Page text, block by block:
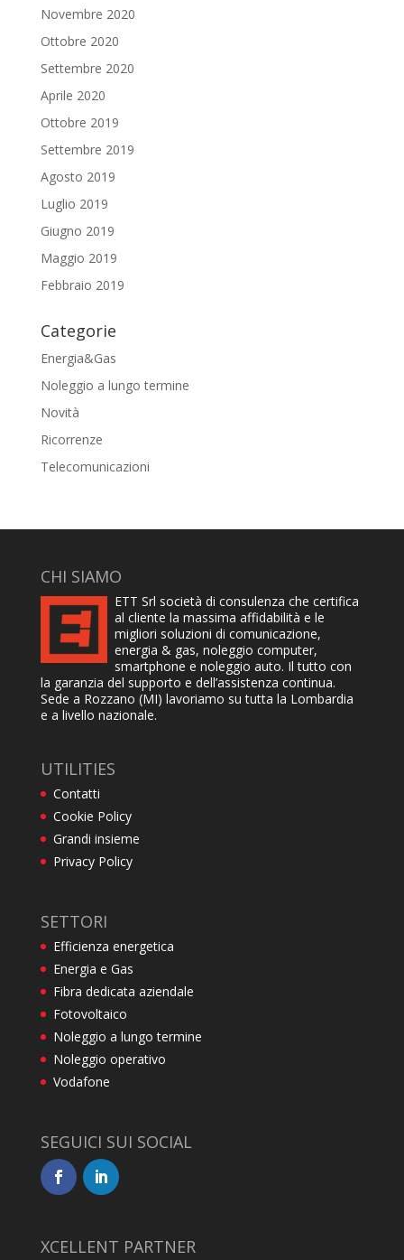
Novembre 2020
Ottobre 2020
Settembre 2020
Aprile 2020
Ottobre 2019
Settembre 2019
Agosto 2019
Luglio 2019
Giugno 2019
Maggio 2019
Febbraio 2019
Categorie
Energia&Gas
Noleggio a lungo termine
Novità
Ricorrenze
Telecomunicazioni
CHI SIAMO
ETT Srl società di consulenza che certifica
al cliente la massima affidabilità e le
migliori soluzioni di comunicazione,
energia & gas, noleggio computer,
smartphone e noleggio auto. Il tutto con
la garanzia del supporto e dell’assistenza continua.
Sede a Rozzano (MI) lavoriamo su tutta la Lombardia
e a livello nazionale.
UTILITIES
Contatti
Cookie Policy
Grandi insieme
Privacy Policy
SETTORI
Efficienza energetica
Energia e Gas
Fibra dedicata aziendale
Fotovoltaico
Noleggio a lungo termine
Noleggio operativo
Vodafone
SEGUICI SUI SOCIAL
XCELLENT PARTNER